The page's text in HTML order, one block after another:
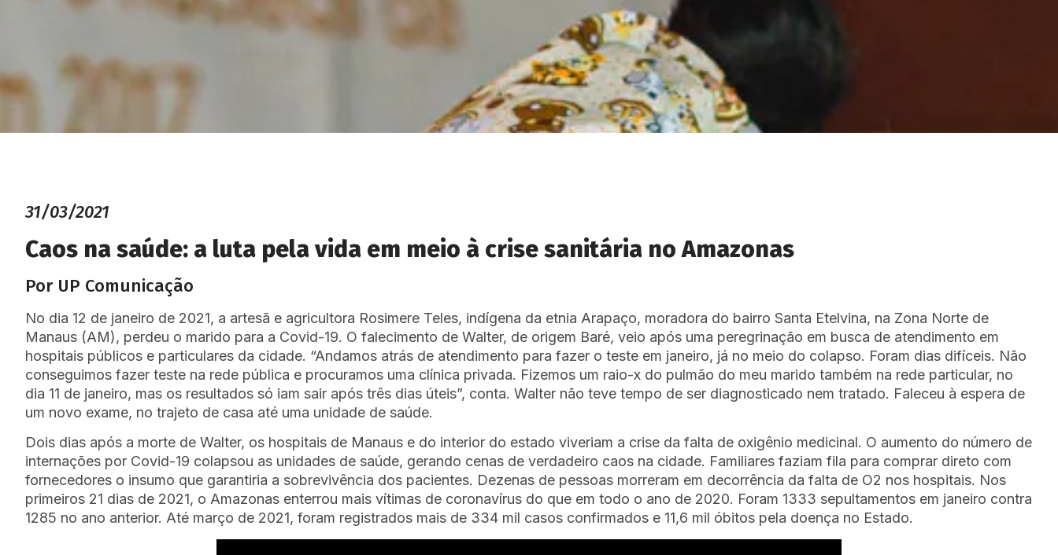
31/03/2021
Caos na saúde: a luta pela vida em meio à crise sanitária no Amazonas
Por UP Comunicação
No dia 12 de janeiro de 2021, a artesã e agricultora Rosimere Teles, indígena da etnia Arapaço, moradora do bairro Santa Etelvina, na Zona Norte de
Manaus (AM), perdeu o marido para a Covid-19. O falecimento de Walter, de origem Baré, veio após uma peregrinação em busca de atendimento em
hospitais públicos e particulares da cidade. “Andamos atrás de atendimento para fazer o teste em janeiro, já no meio do colapso. Foram dias difíceis. Não
conseguimos fazer teste na rede pública e procuramos uma clínica privada. Fizemos um raio-x do pulmão do meu marido também na rede particular, no
dia 11 de janeiro, mas os resultados só iam sair após três dias úteis”, conta. Walter não teve tempo de ser diagnosticado nem tratado. Faleceu à espera de
um novo exame, no trajeto de casa até uma unidade de saúde.
Dois dias após a morte de Walter, os hospitais de Manaus e do interior do estado viveriam a crise da falta de oxigênio medicinal. O aumento do número de
internações por Covid-19 colapsou as unidades de saúde, gerando cenas de verdadeiro caos na cidade. Familiares faziam fila para comprar direto com
fornecedores o insumo que garantiria a sobrevivência dos pacientes. Dezenas de pessoas morreram em decorrência da falta de O2 nos hospitais. Nos
primeiros 21 dias de 2021, o Amazonas enterrou mais vítimas de coronavírus do que em todo o ano de 2020. Foram 1333 sepultamentos em janeiro contra
1285 no ano anterior. Até março de 2021, foram registrados mais de 334 mil casos confirmados e 11,6 mil óbitos pela doença no Estado.